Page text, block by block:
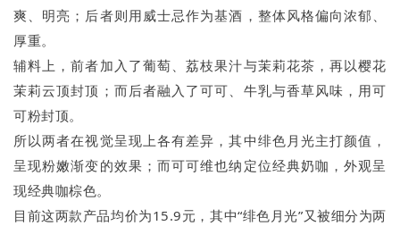
爽、明亮；后者则用威士忌作为基酒，整体风格偏向浓郁、
厚重。
辅料上，前者加入了葡萄、荔枝果汁与茉莉花茶，再以樱花
茉莉云顶封顶；而后者融入了可可、牛乳与香草风味，用可
可粉封顶。
所以两者在视觉呈现上各有差异，其中绯色月光主打颜值，
呈现粉嫩渐变的效果；而可可维也纳定位经典奶咖，外观呈
现经典咖棕色。
目前这两款产品均价为15.9元，其中“绯色月光”又被细分为两